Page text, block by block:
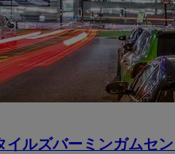
イルズバーミンガムセ